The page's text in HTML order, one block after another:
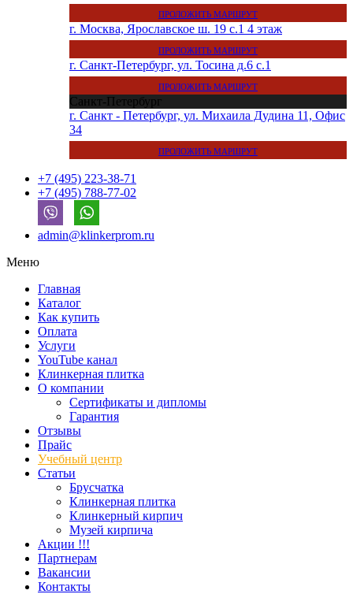
ПРОЛОЖИТЬ МАРШРУТ
г. Москва, Ярославское ш. 19 с.1 4 этаж
ПРОЛОЖИТЬ МАРШРУТ
г. Санкт-Петербург, ул. Тосина д.6 с.1
ПРОЛОЖИТЬ МАРШРУТ
Санкт-Петербург
г. Санкт - Петербург, ул. Михаила Дудина 11, Офис
34
ПРОЛОЖИТЬ МАРШРУТ
+7 (495) 223-38-71
+7 (495) 788-77-02
admin@klinkerprom.ru
Меню
Главная
Каталог
Как купить
Оплата
Услуги
YouTube канал
Клинкерная плитка
О компании
Сертификаты и дипломы
Гарантия
Отзывы
Прайс
Учебный центр
Статьи
Брусчатка
Клинкерная плитка
Клинкерный кирпич
Музей кирпича
Акции !!!
Партнерам
Вакансии
Контакты